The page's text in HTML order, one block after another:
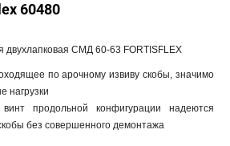
60480
двухлапковая СМД 60-63 FORTISFLEX
по арочному извиву скобы, значимо
нагрузки
продольной конфигурации надеются
без совершенного демонтажа